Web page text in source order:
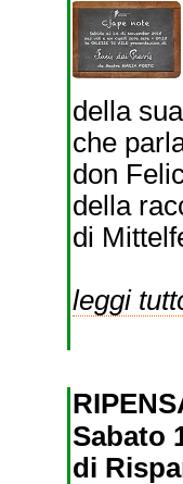
della
che
don
della
di
leggi
Sabato
di